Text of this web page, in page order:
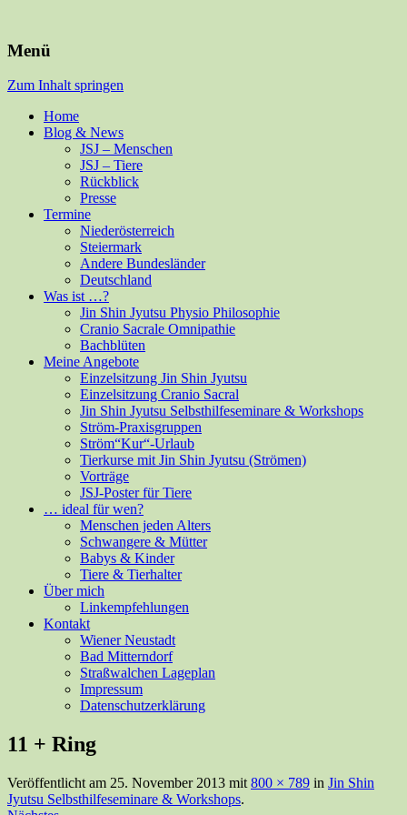
Isabella Habsburg
Menü
Zum Inhalt springen
Home
Blog & News
JSJ – Menschen
JSJ – Tiere
Rückblick
Presse
Termine
Niederösterreich
Steiermark
Andere Bundesländer
Deutschland
Was ist …?
Jin Shin Jyutsu Physio Philosophie
Cranio Sacrale Omnipathie
Bachblüten
Meine Angebote
Einzelsitzung Jin Shin Jyutsu
Einzelsitzung Cranio Sacral
Jin Shin Jyutsu Selbsthilfeseminare & Workshops
Ström-Praxisgruppen
Ström“Kur“-Urlaub
Tierkurse mit Jin Shin Jyutsu (Strömen)
Vorträge
JSJ-Poster für Tiere
… ideal für wen?
Menschen jeden Alters
Schwangere & Mütter
Babys & Kinder
Tiere & Tierhalter
Über mich
Linkempfehlungen
Kontakt
Wiener Neustadt
Bad Mitterndorf
Straßwalchen Lageplan
Impressum
Datenschutzerklärung
11 + Ring
Veröffentlicht am 25. November 2013 mit 800 × 789 in Jin Shin
Jyutsu Selbsthilfeseminare & Workshops.